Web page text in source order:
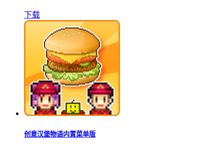
下载
创意汉堡物语内置菜单版